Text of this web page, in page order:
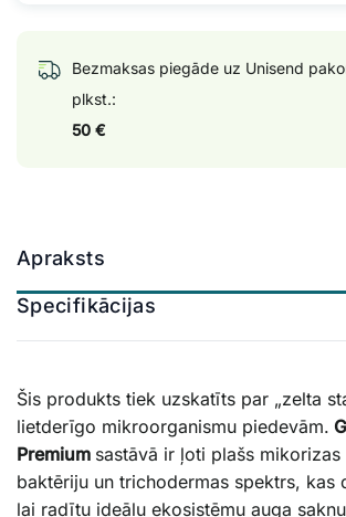
Bezmaksas piegāde uz Unisend
plkst.:
50 €
Apraksts
Specifikācijas
Šis produkts tiek uzskatīts par „zelta
lietderīgo mikroorganismu piedevām.
Premium sastāvā ir ļoti plašs
baktēriju un trichodermas spektrs, kas
lai radītu ideālu ekosistēmu auga